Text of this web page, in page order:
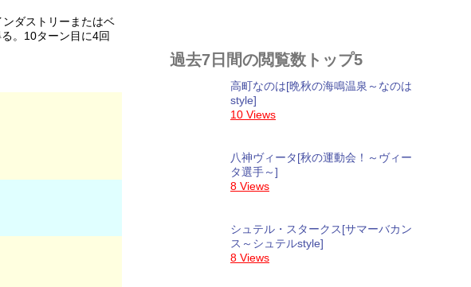
ダストリーまたはベ
。10ターン目に4回
過去7日間の閲覧数トップ5
高町なのは[晩秋の海鳴温泉～なのは
style]
10 Views
八神ヴィータ[秋の運動会！～ヴィー
タ選手～]
8 Views
シュテル・スタークス[サマーバカン
ス～シュテルstyle]
8 Views